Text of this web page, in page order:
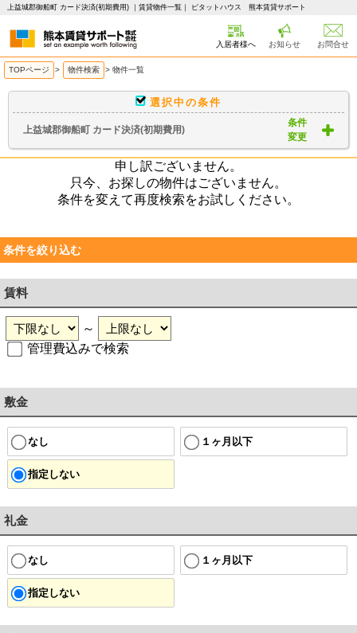
上益城郡御船町 カード決済(初期費用) ｜賃貸物件一覧｜ ピタットハウス 熊本賃貸サポート
入居者様へ お知らせ お問合せ
TOPページ > 物件検索 > 物件一覧
選択中の条件
上益城郡御船町 カード決済(初期費用)
条件
変更
申し訳ございません。
只今、お探しの物件はございません。
条件を変えて再度検索をお試しください。
条件を絞り込む
賃料
～
管理費込みで検索
敷金
なし １ヶ月以下
指定しない
礼金
なし １ヶ月以下
指定しない